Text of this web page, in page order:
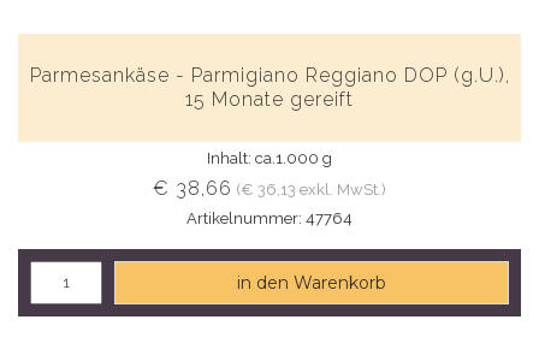
Parmesankäse - Parmigiano Reggiano DOP (g.U.),
15 Monate gereift
Inhalt: ca.1.000 g
€ 38,66 (€ 36,13 exkl. MwSt.)
Artikelnummer: 47764
in den Warenkorb